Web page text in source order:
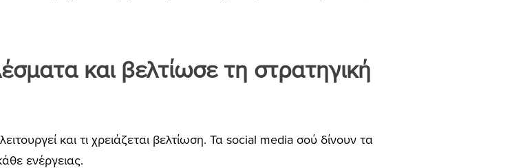
και βελτίωσε τη στρατηγική
και τι χρειάζεται βελτίωση. Τα social media σού δίνουν τα
ενέργειας.